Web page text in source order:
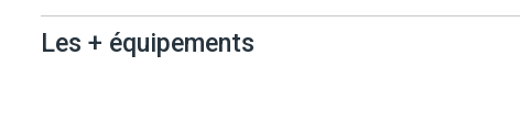
Les + équipements